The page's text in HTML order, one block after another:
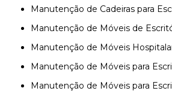
Manutenção de Cadeiras para
Manutenção de Móveis de
Manutenção de Móveis
Manutenção de Móveis para
Manutenção de Móveis para